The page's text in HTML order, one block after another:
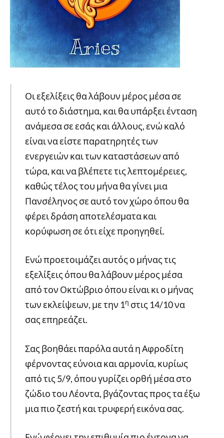
Οι εξελίξεις θα λάβουν μέρος μέσα σε
αυτό το διάστημα, και θα υπάρξει ένταση
ανάμεσα σε εσάς και άλλους, ενώ καλό
είναι να είστε παρατηρητές των
ενεργειών και των καταστάσεων από
τώρα, και να βλέπετε τις λεπτομέρειες,
καθώς τέλος του μήνα θα γίνει μια
Πανσέληνος σε αυτό τον χώρο όπου θα
φέρει δράση αποτελέσματα και
κορύφωση σε ότι είχε προηγηθεί.
Ενώ προετοιμάζει αυτός ο μήνας τις
εξελίξεις όπου θα λάβουν μέρος μέσα
από τον Οκτώβριο όπου είναι κι ο μήνας
των εκλείψεων, με την 1η στις 14/10 να
σας επηρεάζει.
Σας βοηθάει παρόλα αυτά η Αφροδίτη
φέρνοντας εύνοια και αρμονία, κυρίως
από τις 5/9, όπου γυρίζει ορθή μέσα στο
ζώδιο του Λέοντα, βγάζοντας προς τα έξω
μια πιο ζεστή και τρυφερή εικόνα σας.